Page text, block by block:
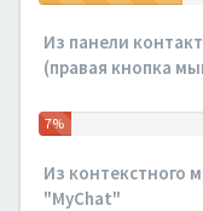
Из панели
(правая кнопка
7%
Из контекстного
"MyChat"